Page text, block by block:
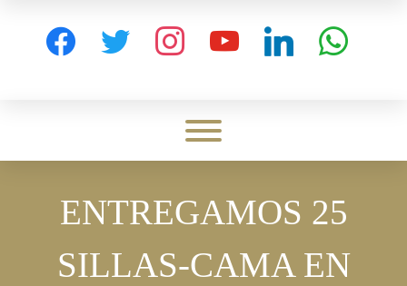
facebook twitter instagram youtube linkedin whatsapp
Toggle menu visibility.
ENTREGAMOS 25
SILLAS-CAMA EN